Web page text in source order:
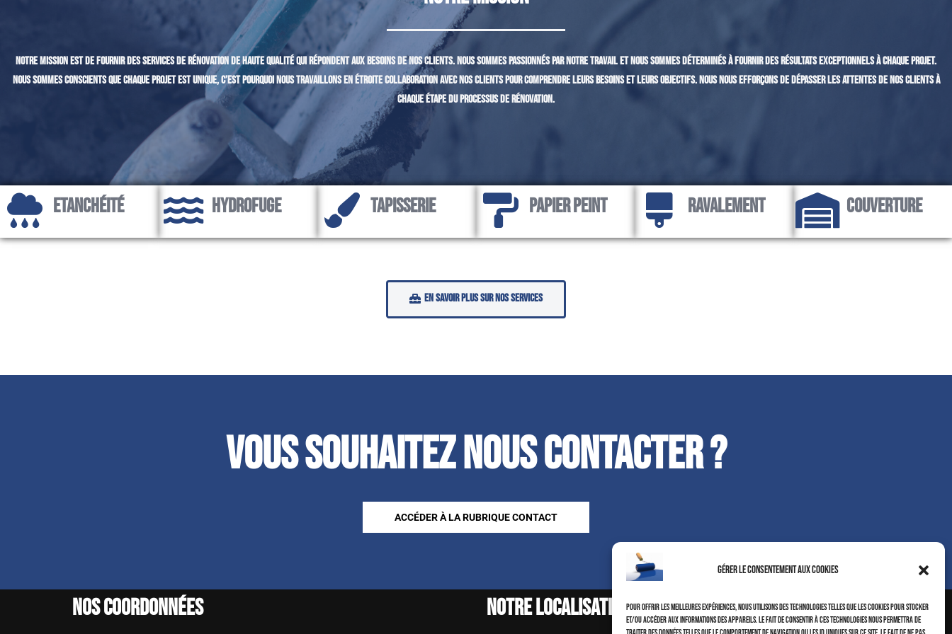
Gérer le consentement aux cookies
Pour offrir les meilleures expériences, nous utilisons des technologies telles que les cookies pour stocker
et/ou accéder aux informations des appareils. Le fait de consentir à ces technologies nous permettra de
Notre mission est de fournir des services de rénovation de haute qualité qui répondent aux besoins de nos clients. Nous sommes passionnés par notre travail et nous sommes déterminés à fournir des résultats exceptionnels à chaque projet.
Nous sommes conscients que chaque projet est unique, c’est pourquoi nous travaillons en étroite collaboration avec nos clients pour comprendre leurs besoins et leurs objectifs. Nous nous efforçons de dépasser les attentes de nos clients à
chaque étape du processus de rénovation.
Etanchéité Hydrofuge Tapisserie Papier peint Ravalement Couverture
En savoir plus sur nos services
Vous souhaitez nous contacter ?
ACCÉDER À LA RUBRIQUE CONTACT
Nos coordonnées Notre localisation